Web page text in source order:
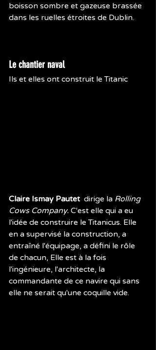
boisson sombre et gazeuse brassée
dans les ruelles étroites de Dublin.
Le chantier naval
Ils et elles ont construit le Titanic
Claire Ismay Pautet dirige la Rolling
Cows Company. C'est elle qui a eu
l'idée de construire le Titanicus. Elle
en a supervisé la construction, a
entraîné l'équipage, a défini le rôle
de chacun, Elle est à la fois
l'ingénieure, l'architecte, la
commandante de ce navire qui sans
elle ne serait qu'une coquille vide.